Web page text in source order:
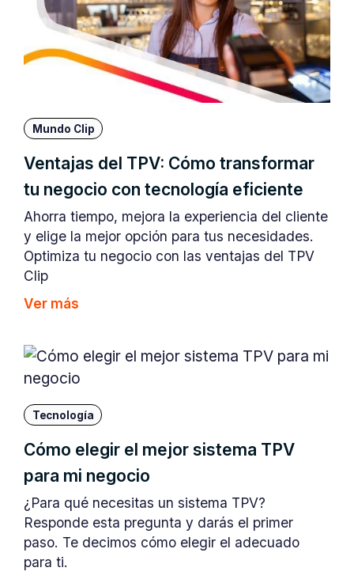
Mundo Clip
Ventajas del TPV: Cómo transformar
tu negocio con tecnología eficiente
Ahorra tiempo, mejora la experiencia del cliente
y elige la mejor opción para tus necesidades.
Optimiza tu negocio con las ventajas del TPV
Clip
Ver más
Tecnología
Cómo elegir el mejor sistema TPV
para mi negocio
¿Para qué necesitas un sistema TPV?
Responde esta pregunta y darás el primer
paso. Te decimos cómo elegir el adecuado
para ti.